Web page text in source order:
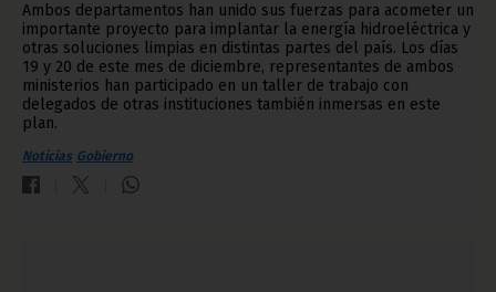
Ambos departamentos han unido sus fuerzas para acometer un
importante proyecto para implantar la energía hidroeléctrica y
otras soluciones limpias en distintas partes del país. Los días
19 y 20 de este mes de diciembre, representantes de ambos
ministerios han participado en un taller de trabajo con
delegados de otras instituciones también inmersas en este
plan.
Noticias Gobierno